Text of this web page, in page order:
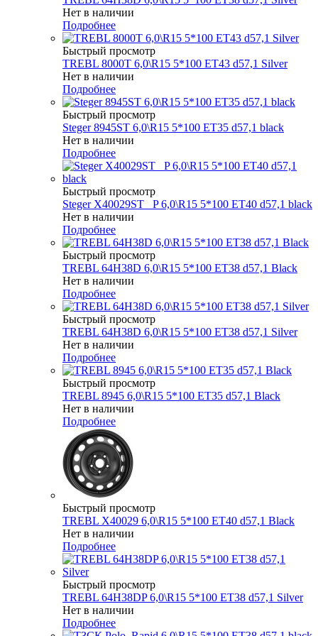
Нет в наличии
Подробнее
Быстрый просмотр
TREBL 8000T 6,0\R15 5*100 ET43 d57,1 Silver
Нет в наличии
Подробнее
Быстрый просмотр
Steger 8945ST 6,0\R15 5*100 ET35 d57,1 black
Нет в наличии
Подробнее
Быстрый просмотр
Steger X40029ST _P 6,0\R15 5*100 ET40 d57,1 black
Нет в наличии
Подробнее
Быстрый просмотр
TREBL 64H38D 6,0\R15 5*100 ET38 d57,1 Black
Нет в наличии
Подробнее
Быстрый просмотр
TREBL 64H38D 6,0\R15 5*100 ET38 d57,1 Silver
Нет в наличии
Подробнее
Быстрый просмотр
TREBL 8945 6,0\R15 5*100 ET35 d57,1 Black
Нет в наличии
Подробнее
Быстрый просмотр
TREBL X40029 6,0\R15 5*100 ET40 d57,1 Black
Нет в наличии
Подробнее
Быстрый просмотр
TREBL 64H38DP 6,0\R15 5*100 ET38 d57,1 Silver
Нет в наличии
Подробнее